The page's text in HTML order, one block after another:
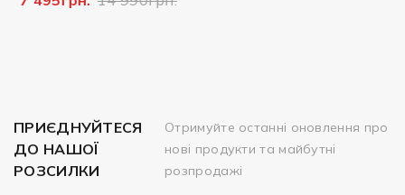
ПРИЄДНУЙТЕСЯ
ДО НАШОЇ
РОЗСИЛКИ
Отримуйте останні оновлення про
нові продукти та майбутні
розпродажі